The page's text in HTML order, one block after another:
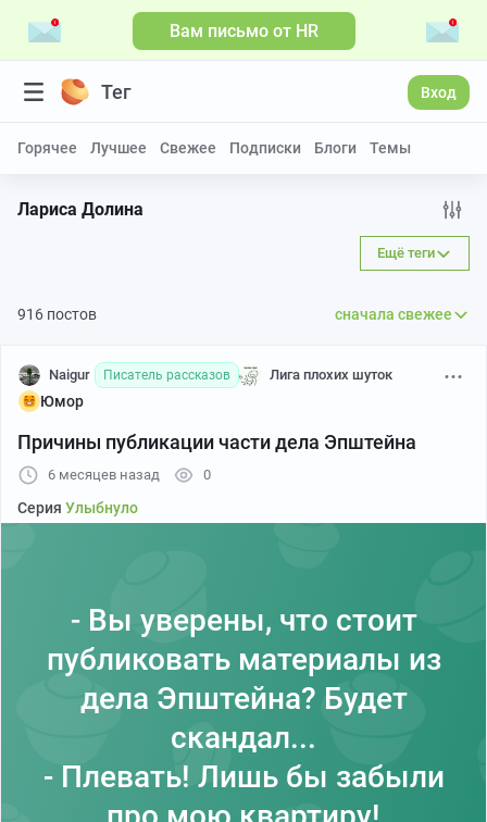
Вам письмо от HR
Тег Вход
Горячее Лучшее Свежее Подписки Блоги Темы
Лариса Долина
Ещё теги
916 постов сначала свежее
Naigur Писатель рассказов Лига плохих шуток
Юмор
Причины публикации части дела Эпштейна
6 месяцев назад 0
Серия Улыбнуло
- Вы уверены, что стоит
публиковать материалы из
дела Эпштейна? Будет
скандал...
- Плевать! Лишь бы забыли